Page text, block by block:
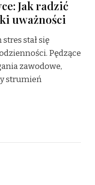
Jak radzić
uważności
stał się
Pędzące
zawodowe,
strumień